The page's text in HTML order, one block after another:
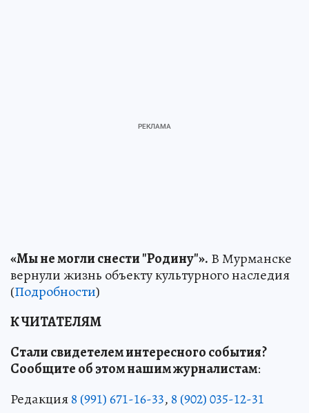
«Мы не могли снести "Родину"». В Мурманске
вернули жизнь объекту культурного наследия
(Подробности)
К ЧИТАТЕЛЯМ
Стали свидетелем интересного события?
Сообщите об этом нашим журналистам:
Редакция8 (991) 671-16-33, 8 (902) 035-12-31